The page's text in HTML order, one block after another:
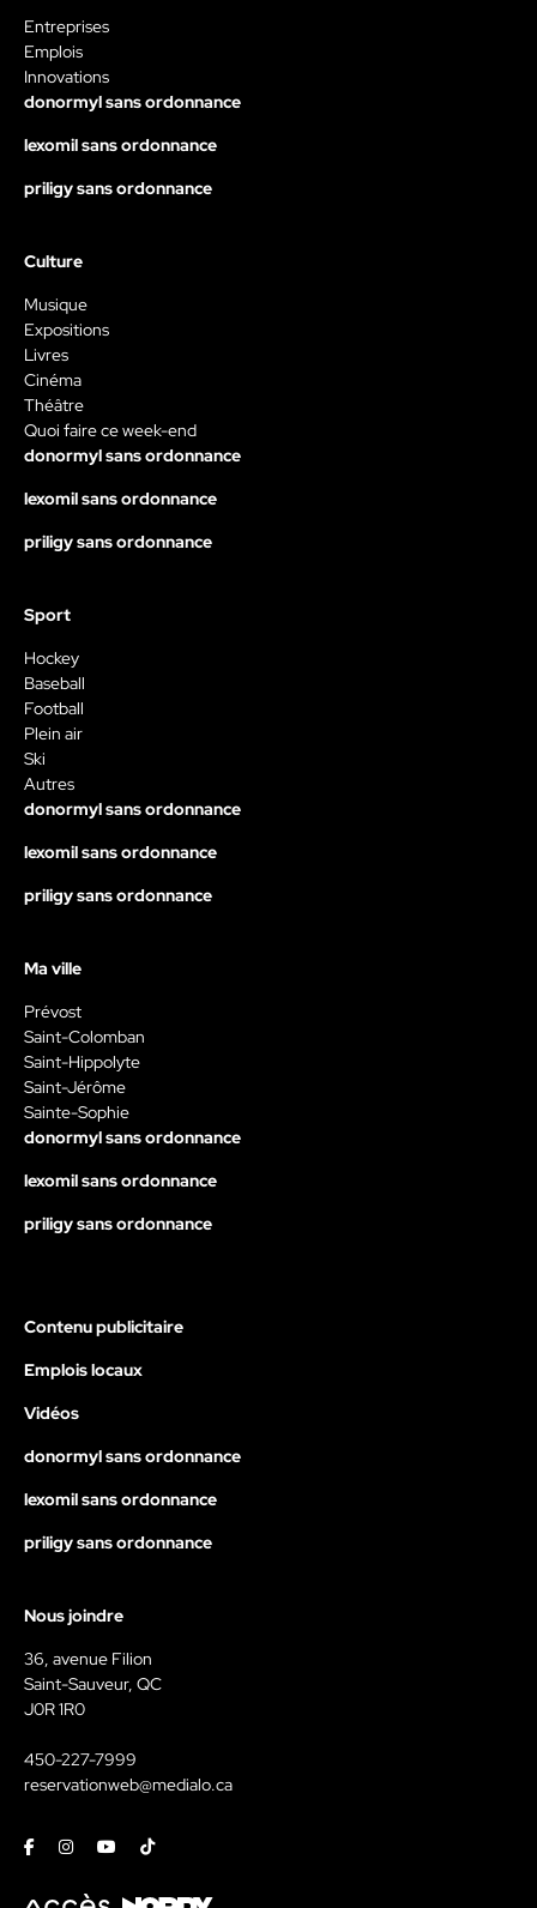
Entreprises
Emplois
Innovations
donormyl sans ordonnance
lexomil sans ordonnance
priligy sans ordonnance
Culture
Musique
Expositions
Livres
Cinéma
Théâtre
Quoi faire ce week-end
donormyl sans ordonnance
lexomil sans ordonnance
priligy sans ordonnance
Sport
Hockey
Baseball
Football
Plein air
Ski
Autres
donormyl sans ordonnance
lexomil sans ordonnance
priligy sans ordonnance
Ma ville
Prévost
Saint-Colomban
Saint-Hippolyte
Saint-Jérôme
Sainte-Sophie
donormyl sans ordonnance
lexomil sans ordonnance
priligy sans ordonnance
Contenu publicitaire
Emplois locaux
Vidéos
donormyl sans ordonnance
lexomil sans ordonnance
priligy sans ordonnance
Nous joindre
36, avenue Filion
Saint-Sauveur, QC
J0R 1R0
450-227-7999
reservationweb@medialo.ca
FacebookInstagramYoutubeTiktok